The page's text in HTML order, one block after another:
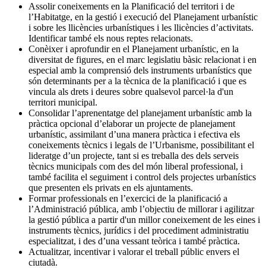
Assolir coneixements en la Planificació del territori i de
l’Habitatge, en la gestió i execució del Planejament urbanístic
i sobre les llicències urbanístiques i les llicències d’activitats.
Identificar també els nous reptes relacionats.
Conèixer i aprofundir en el Planejament urbanístic, en la
diversitat de figures, en el marc legislatiu bàsic relacionat i en
especial amb la comprensió dels instruments urbanístics que
són determinants per a la tècnica de la planificació i que es
vincula als drets i deures sobre qualsevol parcel·la d'un
territori municipal.
Consolidar l’aprenentatge del planejament urbanístic amb la
pràctica opcional d’elaborar un projecte de planejament
urbanístic, assimilant d’una manera pràctica i efectiva els
coneixements tècnics i legals de l’Urbanisme, possibilitant el
lideratge d’un projecte, tant si es treballa des dels serveis
tècnics municipals com des del món liberal professional, i
també facilita el seguiment i control dels projectes urbanístics
que presenten els privats en els ajuntaments.
Formar professionals en l’exercici de la planificació a
l’Administració pública, amb l’objectiu de millorar i agilitzar
la gestió pública a partir d'un millor coneixement de les eines i
instruments tècnics, jurídics i del procediment administratiu
especialitzat, i des d’una vessant teòrica i també pràctica.
Actualitzar, incentivar i valorar el treball públic envers el
ciutadà.